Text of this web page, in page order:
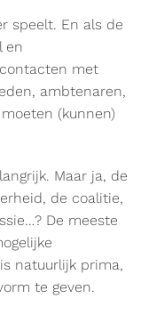
speelt. En als de
en
met
ambtenaren,
(kunnen)
Maar ja, de
de coalitie,
De meeste
natuurlijk prima,
te geven.